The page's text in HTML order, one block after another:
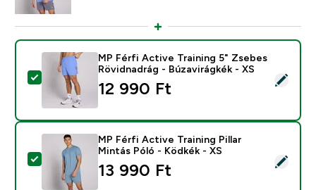
Termék kiválasztása - MP Férfi Active Training 5"
MP Férfi Active Training 5" Zsebes
Rövidnadrág - Búzavirágkék - XS
12 990 Ft‎
Termék kiválasztása - MP Férfi Active Training Pillar
MP Férfi Active Training Pillar
Mintás Póló - Ködkék - XS
13 990 Ft‎